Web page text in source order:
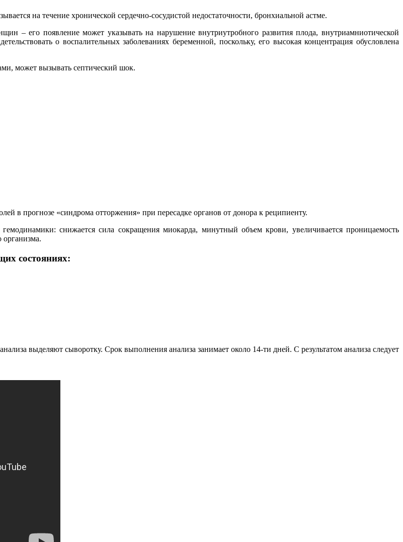
на течение хронической сердечно-сосудистой недостаточности, бронхиальной астме.
– его появление может указывать на нарушение внутриутробного развития плода, внутриамниотической
о воспалительных заболеваниях беременной, поскольку, его высокая концентрация обусловлена
может вызывать септический шок.
в прогнозе «синдрома отторжения» при пересадке органов от донора к реципиенту.
снижается сила сокращения миокарда, минутный объем крови, увеличивается проницаемость
организма.
состояниях:
выделяют сыворотку. Срок выполнения анализа занимает около 14-ти дней. С результатом анализа следует